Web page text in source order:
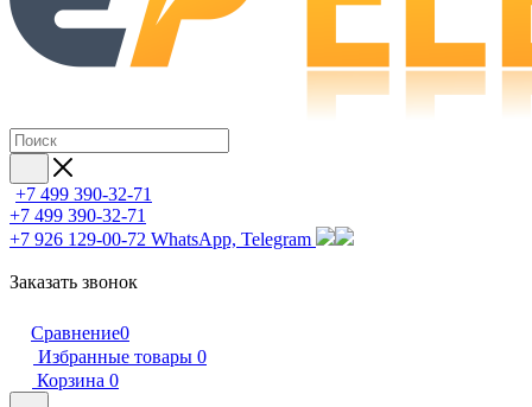
+7 499 390-32-71
+7 499 390-32-71
+7 926 129-00-72 WhatsApp, Telegram
Заказать звонок
Сравнение0
Избранные товары 0
Корзина 0